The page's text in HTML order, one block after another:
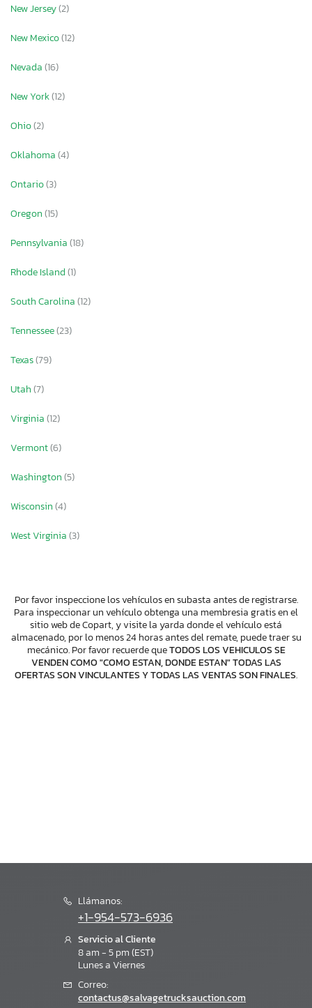
New Jersey(2)
New Mexico(12)
Nevada(16)
New York(12)
Ohio(2)
Oklahoma(4)
Ontario(3)
Oregon(15)
Pennsylvania(18)
Rhode Island(1)
South Carolina(12)
Tennessee(23)
Texas(79)
Utah(7)
Virginia(12)
Vermont(6)
Washington(5)
Wisconsin(4)
West Virginia(3)
Por favor inspeccione los vehículos en subasta antes de registrarse.
Para inspeccionar un vehículo obtenga una membresia gratis en el
sitio web de Copart, y visite la yarda donde el vehículo está
almacenado, por lo menos 24 horas antes del remate, puede traer su
mecánico. Por favor recuerde queTODOS LOS VEHICULOS SE
VENDEN COMO "COMO ESTAN, DONDE ESTAN" TODAS LAS
OFERTAS SON VINCULANTES Y TODAS LAS VENTAS SON FINALES.
Llámanos:
+1-954-573-6936
Servicio al Cliente
8 am - 5 pm (EST)
Lunes a Viernes
Correo:
contactus@salvagetrucksauction.com